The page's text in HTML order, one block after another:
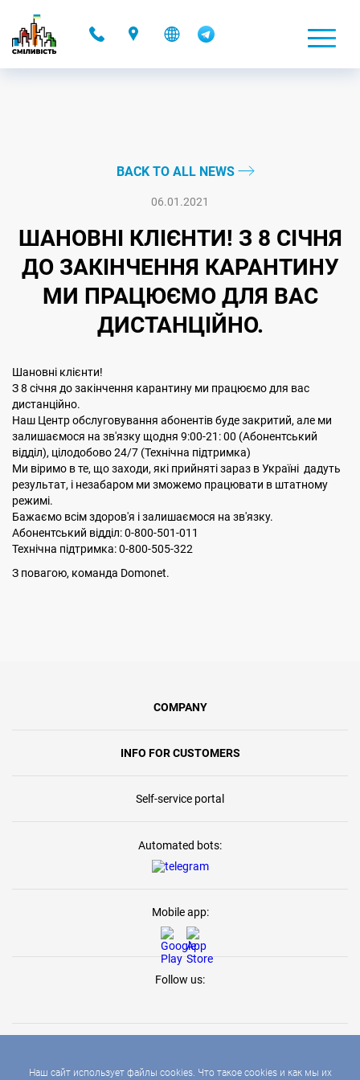
Наш сайт использует файлы cookies. Что такое cookies и как мы их
BACK TO ALL NEWS
06.01.2021
ШАНОВНІ КЛІЄНТИ! З 8 СIЧНЯ
ДО ЗАКІНЧЕННЯ КАРАНТИНУ
МИ ПРАЦЮЄМО ДЛЯ ВАС
ДИСТАНЦІЙНО.
Шановні клієнти!
З 8 сiчня до закінчення карантину ми працюємо для вас
дистанційно.
Наш Центр обслуговування абонентів буде закритий, але ми
залишаємося на зв'язку щодня 9:00-21: 00 (Абонентський
відділ), цілодобово 24/7 (Технічна підтримка)
Ми віримо в те, що заходи, які прийняті зараз в Україні дадуть
результат, і незабаром ми зможемо працювати в штатному
режимі.
Бажаємо всім здоров'я і залишаємося на зв'язку.
Абонентський відділ: 0-800-501-011
Технічна підтримка: 0-800-505-322
З повагою, команда Domonet.
COMPANY
INFO FOR CUSTOMERS
Self-service portal
Automated bots:
Mobile app:
Follow us: